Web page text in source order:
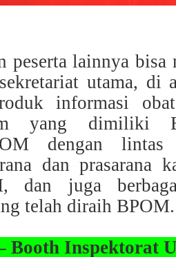
peserta lainnya bisa
utama, di
informasi
yang dimiliki
dengan
dan prasarana
dan juga
telah diraih
Booth Inspektorat